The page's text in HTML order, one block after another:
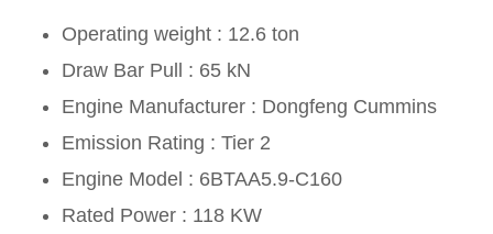
Operating weight : 12.6 ton
Draw Bar Pull : 65 kN
Engine Manufacturer : Dongfeng Cummins
Emission Rating : Tier 2
Engine Model : 6BTAA5.9-C160
Rated Power : 118 KW